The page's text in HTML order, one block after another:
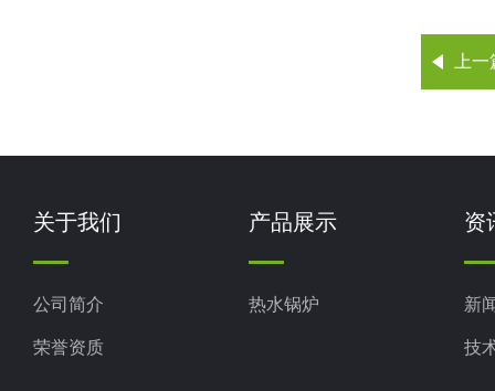
上
关于我们
公司简介
荣誉资质
产品展示
热水锅炉
资
新
技